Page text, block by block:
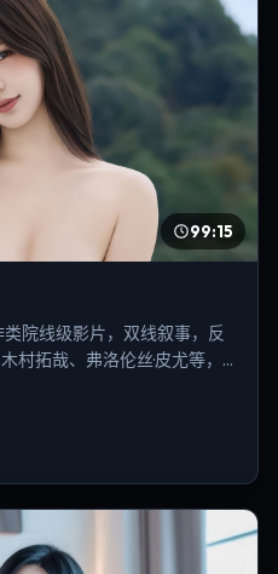
99:15
院线级影片，双线叙事，反
拓哉、弗洛伦丝·皮尤等，